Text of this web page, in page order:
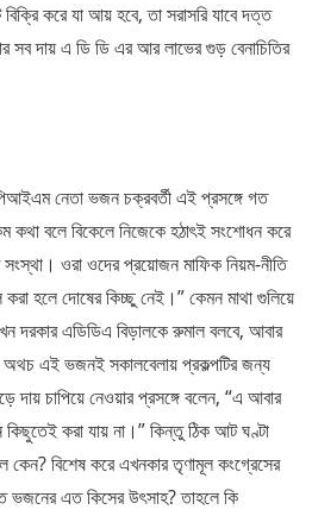
করে যা আয় হবে, তা সরাসরি যাবে দত্ত
সব দায় এ ডি ডি এর আর লাভের গুড় বেনাচিতির
নেতা ভজন চক্রবর্তী এই প্রসঙ্গে গত
বলে বিকেলে নিজেকে হঠাৎই সংশোধন করে
ওরা ওদের প্রয়োজন মাফিক নিয়ম-নীতি
হলে দোষের কিচ্ছু নেই।” কেমন মাথা গুলিয়ে
দরকার এডিডিএ বিড়ালকে রুমাল বলবে, আবার
অথচ এই ভজনই সকালবেলায় প্রকল্পটির জন্য
দায় চাপিয়ে নেওয়ার প্রসঙ্গে বলেন, “এ আবার
করা যায় না।” কিন্তু ঠিক আট ঘণ্টা
বিশেষ করে এখনকার তৃণামূল কংগ্রেসের
ভজনের এত কিসের উৎসাহ? তাহলে কি